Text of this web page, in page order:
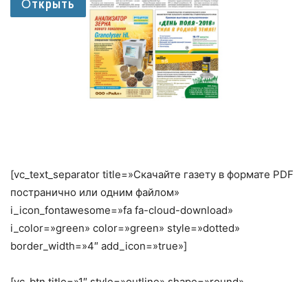
[vc_text_separator title=»Скачайте газету в формате PDF
постранично или одним файлом»
i_icon_fontawesome=»fa fa-cloud-download»
i_color=»green» color=»green» style=»dotted»
border_width=»4″ add_icon=»true»]